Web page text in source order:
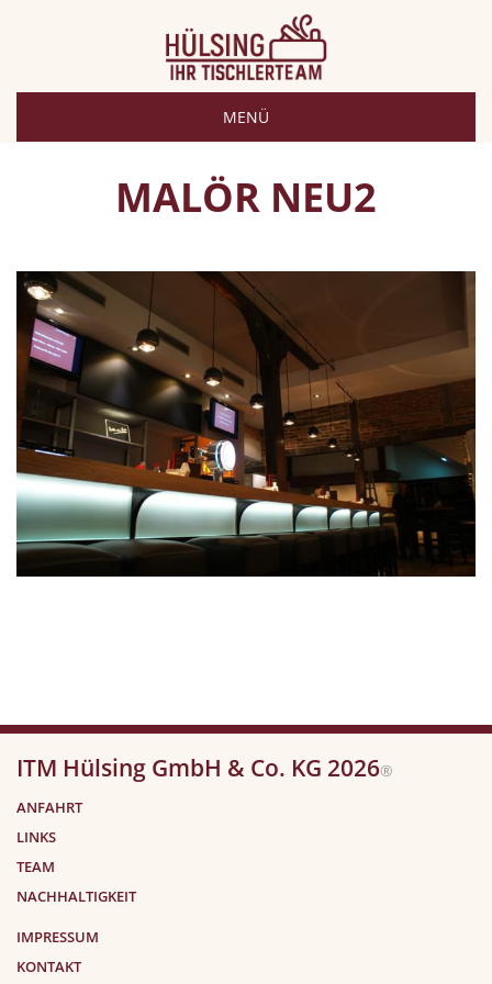
MENÜ
MALÖR NEU2
ITM Hülsing GmbH & Co. KG 2026®
ANFAHRT
LINKS
TEAM
NACHHALTIGKEIT
IMPRESSUM
KONTAKT